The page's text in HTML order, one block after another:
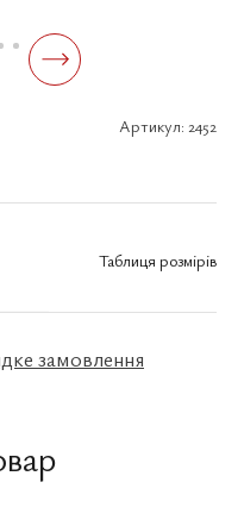
Артикул: 2452
Таблиця розмірів
замовлення